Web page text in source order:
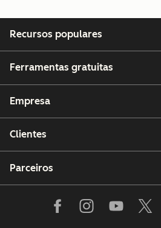
Recursos populares
Ferramentas gratuitas
Empresa
Clientes
Parceiros